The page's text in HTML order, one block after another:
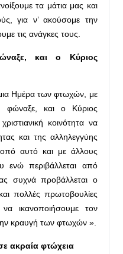
τα μάτια μας και
για ν’ ακούσομε την
τις ανάγκες τους.
και ο Κύριος
Ημέρα των φτωχών, με
και ο Κύριος
κοινότητα να
και της αλληλεγγύης
αυτό και με άλλους
περιβάλλεται από
συχνά προβάλλεται ο
πολλές πρωτοβουλίες
ικανοποιήσουμε τον
κραυγή των φτωχών ».
ακραία φτώχεια